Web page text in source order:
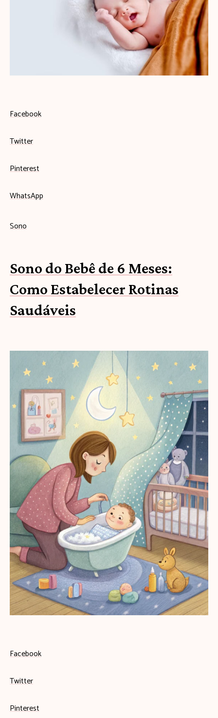
Facebook
Twitter
Pinterest
WhatsApp
Sono
Sono do Bebê de 6 Meses:
Como Estabelecer Rotinas
Saudáveis
Facebook
Twitter
Pinterest